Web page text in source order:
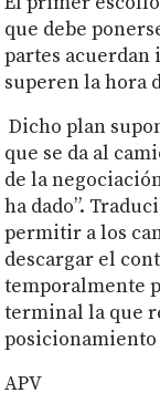
que debe
partes acuerdan
superen la hora
Dicho plan
que se da al
de la
ha dado”.
permitir a los
descargar el
temporalmente
terminal la que
posicionamiento
APV